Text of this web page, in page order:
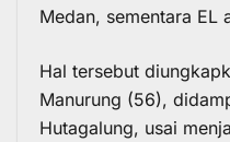
Medan, sementara EL
Hal tersebut
Manurung (56),
Hutagalung, usai